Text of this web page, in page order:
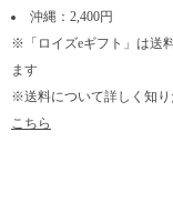
沖縄：2,400円
※「ロイズeギフト」は送
ます
※送料について詳しく知り
こちら